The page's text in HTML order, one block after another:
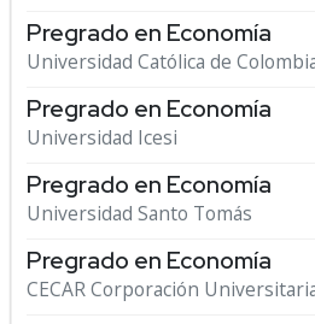
Pregrado en Economía
Universidad Católica de
Pregrado en Economía
Universidad Icesi
Pregrado en Economía
Universidad Santo Tomás
Pregrado en Economía
CECAR Corporación